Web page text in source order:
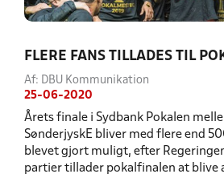
FLERE FANS TILLADES TIL
Af: DBU Kommunikation
25-06-2020
Årets finale i Sydbank Pokalen
SønderjyskE bliver med flere end
blevet gjort muligt, efter
partier tillader pokalfinalen at blive